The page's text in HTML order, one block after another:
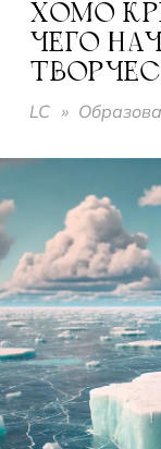
ХОМО КРЕАТИВИКУС, ИЛИ С
ЧЕГО
LC »